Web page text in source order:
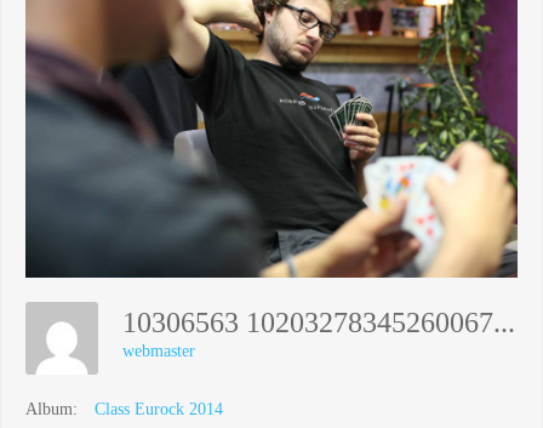
10306563 10203278345260067 8933792971714868795 N
webmaster
Album: Class Eurock 2014